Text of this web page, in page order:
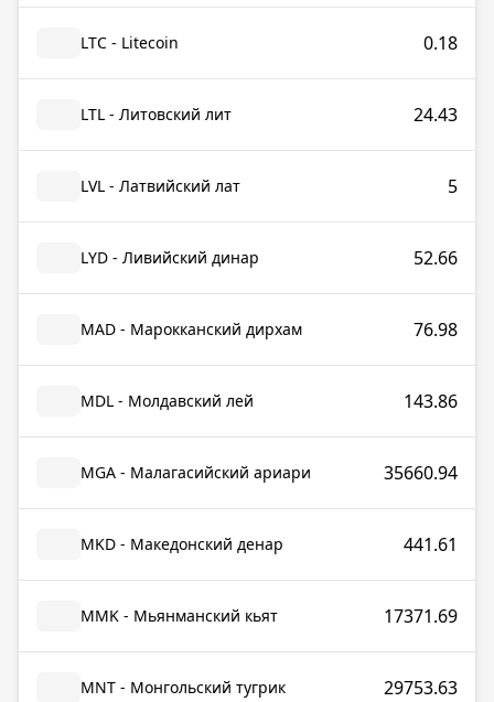
LTC - Litecoin 0.18
LTL - Литовский лит 24.43
LVL - Латвийский лат 5
LYD - Ливийский динар 52.66
MAD - Марокканский дирхам 76.98
MDL - Молдавский лей 143.86
MGA - Малагасийский ариари 35660.94
MKD - Македонский денар 441.61
MMK - Мьянманский кьят 17371.69
MNT - Монгольский тугрик 29753.63